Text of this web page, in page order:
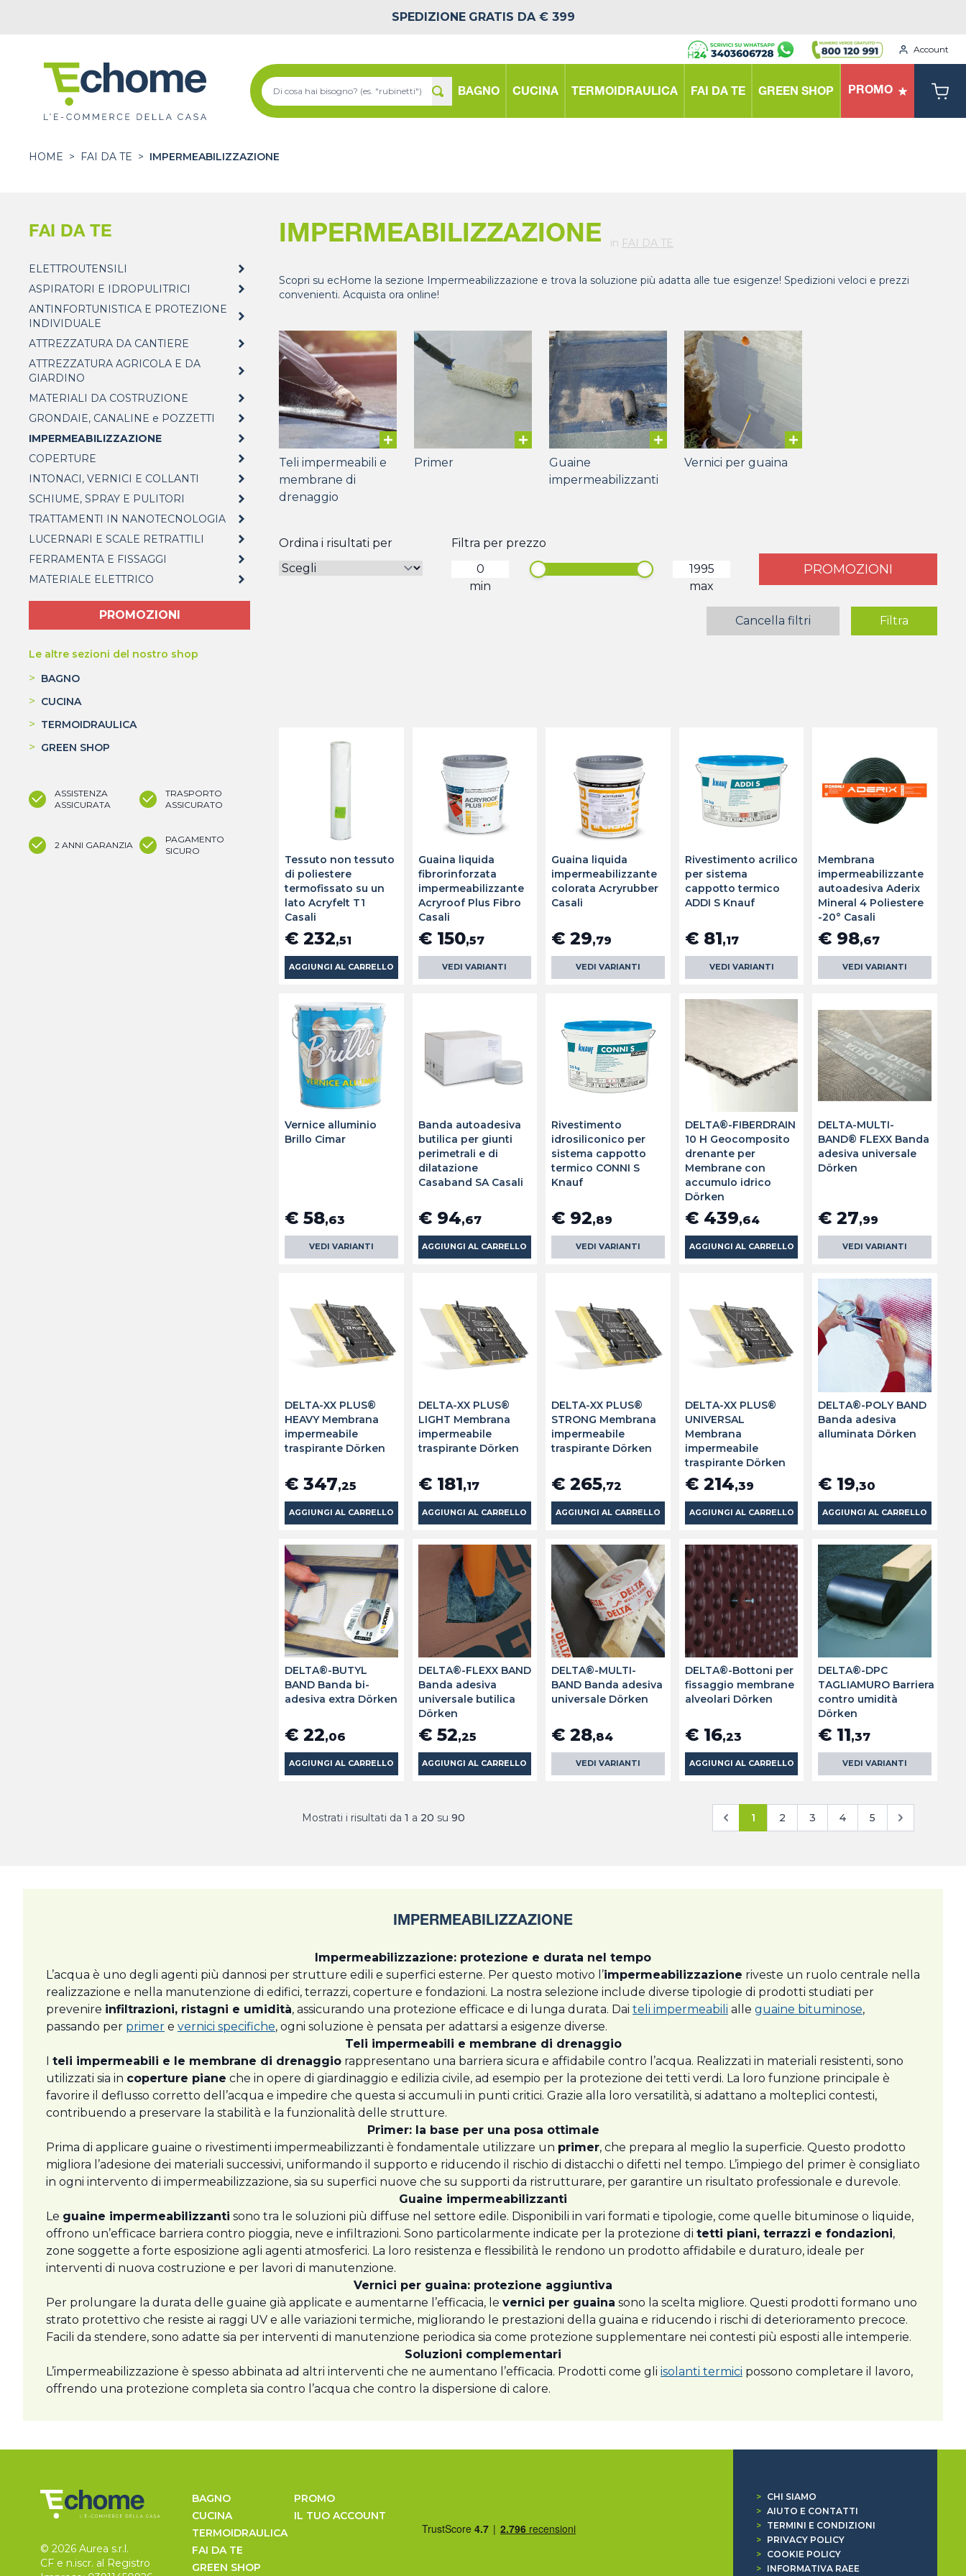
SPEDIZIONE GRATIS DA € 399
Account
BAGNO CUCINA TERMOIDRAULICA FAI DA TE GREEN SHOP PROMO
HOME > FAI DA TE > IMPERMEABILIZZAZIONE
FAI DA TE
ELETTROUTENSILI
ASPIRATORI E IDROPULITRICI
ANTINFORTUNISTICA E PROTEZIONE
INDIVIDUALE
ATTREZZATURA DA CANTIERE
ATTREZZATURA AGRICOLA E DA
GIARDINO
MATERIALI DA COSTRUZIONE
GRONDAIE, CANALINE e POZZETTI
IMPERMEABILIZZAZIONE
COPERTURE
INTONACI, VERNICI E COLLANTI
SCHIUME, SPRAY E PULITORI
TRATTAMENTI IN NANOTECNOLOGIA
LUCERNARI E SCALE RETRATTILI
FERRAMENTA E FISSAGGI
MATERIALE ELETTRICO
PROMOZIONI
Le altre sezioni del nostro shop
> BAGNO
> CUCINA
> TERMOIDRAULICA
> GREEN SHOP
ASSISTENZA
ASSICURATA
TRASPORTO
ASSICURATO
2 ANNI GARANZIA
PAGAMENTO
SICURO
IMPERMEABILIZZAZIONE in FAI DA TE
Scopri su ecHome la sezione Impermeabilizzazione e trova la soluzione più adatta alle tue esigenze! Spedizioni veloci e prezzi
convenienti. Acquista ora online!
Teli impermeabili e
membrane di
drenaggio
Primer
Guaine
impermeabilizzanti
Vernici per guaina
Ordina i risultati per Filtra per prezzo
min max
PROMOZIONI
Cancella filtri Filtra
Tessuto non tessuto
di poliestere
termofissato su un
lato Acryfelt T1
Casali
€ 232,51
AGGIUNGI AL CARRELLO
Guaina liquida
fibrorinforzata
impermeabilizzante
Acryroof Plus Fibro
Casali
€ 150,57
VEDI VARIANTI
Guaina liquida
impermeabilizzante
colorata Acryrubber
Casali
€ 29,79
VEDI VARIANTI
Rivestimento acrilico
per sistema
cappotto termico
ADDI S Knauf
€ 81,17
VEDI VARIANTI
Membrana
impermeabilizzante
autoadesiva Aderix
Mineral 4 Poliestere
-20° Casali
€ 98,67
VEDI VARIANTI
Vernice alluminio
Brillo Cimar
€ 58,63
VEDI VARIANTI
Banda autoadesiva
butilica per giunti
perimetrali e di
dilatazione
Casaband SA Casali
€ 94,67
AGGIUNGI AL CARRELLO
Rivestimento
idrosiliconico per
sistema cappotto
termico CONNI S
Knauf
€ 92,89
VEDI VARIANTI
DELTA®-FIBERDRAIN
10 H Geocomposito
drenante per
Membrane con
accumulo idrico
Dörken
€ 439,64
AGGIUNGI AL CARRELLO
DELTA-MULTI-
BAND® FLEXX Banda
adesiva universale
Dörken
€ 27,99
VEDI VARIANTI
DELTA-XX PLUS®
HEAVY Membrana
impermeabile
traspirante Dörken
€ 347,25
AGGIUNGI AL CARRELLO
DELTA-XX PLUS®
LIGHT Membrana
impermeabile
traspirante Dörken
€ 181,17
AGGIUNGI AL CARRELLO
DELTA-XX PLUS®
STRONG Membrana
impermeabile
traspirante Dörken
€ 265,72
AGGIUNGI AL CARRELLO
DELTA-XX PLUS®
UNIVERSAL
Membrana
impermeabile
traspirante Dörken
€ 214,39
AGGIUNGI AL CARRELLO
DELTA®-POLY BAND
Banda adesiva
alluminata Dörken
€ 19,30
AGGIUNGI AL CARRELLO
DELTA®-BUTYL
BAND Banda bi-
adesiva extra Dörken
€ 22,06
AGGIUNGI AL CARRELLO
DELTA®-FLEXX BAND
Banda adesiva
universale butilica
Dörken
€ 52,25
AGGIUNGI AL CARRELLO
DELTA®-MULTI-
BAND Banda adesiva
universale Dörken
€ 28,84
VEDI VARIANTI
DELTA®-Bottoni per
fissaggio membrane
alveolari Dörken
€ 16,23
AGGIUNGI AL CARRELLO
DELTA®-DPC
TAGLIAMURO Barriera
contro umidità
Dörken
€ 11,37
VEDI VARIANTI
Mostrati i risultati da 1 a 20 su 90 1 2 3 4 5
IMPERMEABILIZZAZIONE
Impermeabilizzazione: protezione e durata nel tempo
L’acqua è uno degli agenti più dannosi per strutture edili e superfici esterne. Per questo motivo l’impermeabilizzazione riveste un ruolo centrale nella
realizzazione e nella manutenzione di edifici, terrazzi, coperture e fondazioni. La nostra selezione include diverse tipologie di prodotti studiati per
prevenire infiltrazioni, ristagni e umidità, assicurando una protezione efficace e di lunga durata. Dai teli impermeabili alle guaine bituminose,
passando per primer e vernici specifiche, ogni soluzione è pensata per adattarsi a esigenze diverse.
Teli impermeabili e membrane di drenaggio
teli impermeabili e le membrane di drenaggio rappresentano una barriera sicura e affidabile contro l’acqua. Realizzati in materiali resistenti, sono
utilizzati sia in coperture piane che in opere di giardinaggio e edilizia civile, ad esempio per la protezione dei tetti verdi. La loro funzione principale è
favorire il deflusso corretto dell’acqua e impedire che questa si accumuli in punti critici. Grazie alla loro versatilità, si adattano a molteplici contesti,
contribuendo a preservare la stabilità e la funzionalità delle strutture.
Primer: la base per una posa ottimale
Prima di applicare guaine o rivestimenti impermeabilizzanti è fondamentale utilizzare un primer, che prepara al meglio la superficie. Questo prodotto
migliora l’adesione dei materiali successivi, uniformando il supporto e riducendo il rischio di distacchi o difetti nel tempo. L’impiego del primer è consigliato
in ogni intervento di impermeabilizzazione, sia su superfici nuove che su supporti da ristrutturare, per garantire un risultato professionale e durevole.
Guaine impermeabilizzanti
Le guaine impermeabilizzanti sono tra le soluzioni più diffuse nel settore edile. Disponibili in vari formati e tipologie, come quelle bituminose o liquide,
offrono un’efficace barriera contro pioggia, neve e infiltrazioni. Sono particolarmente indicate per la protezione di tetti piani, terrazzi e fondazioni,
zone soggette a forte esposizione agli agenti atmosferici. La loro resistenza e flessibilità le rendono un prodotto affidabile e duraturo, ideale per
interventi di nuova costruzione e per lavori di manutenzione.
Vernici per guaina: protezione aggiuntiva
Per prolungare la durata delle guaine già applicate e aumentarne l’efficacia, le vernici per guaina sono la scelta migliore. Questi prodotti formano uno
strato protettivo che resiste ai raggi UV e alle variazioni termiche, migliorando le prestazioni della guaina e riducendo i rischi di deterioramento precoce.
Facili da stendere, sono adatte sia per interventi di manutenzione periodica sia come protezione supplementare nei contesti più esposti alle intemperie.
Soluzioni complementari
L’impermeabilizzazione è spesso abbinata ad altri interventi che ne aumentano l’efficacia. Prodotti come gli isolanti termici possono completare il lavoro,
offrendo una protezione completa sia contro l’acqua che contro la dispersione di calore.
© 2026 Aurea s.r.l.
CF e n.iscr. al Registro
BAGNO
CUCINA
TERMOIDRAULICA
FAI DA TE
GREEN SHOP
PROMO
IL TUO ACCOUNT
>
CHI SIAMO
> AIUTO E CONTATTI
>
TERMINI E CONDIZIONI
>
PRIVACY POLICY
>
COOKIE POLICY
>
INFORMATIVA RAEE